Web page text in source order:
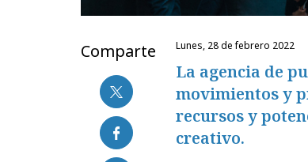
Comparte lunes, 28 de febrero 2022
La agencia de
movimientos y
recursos y
creativo.